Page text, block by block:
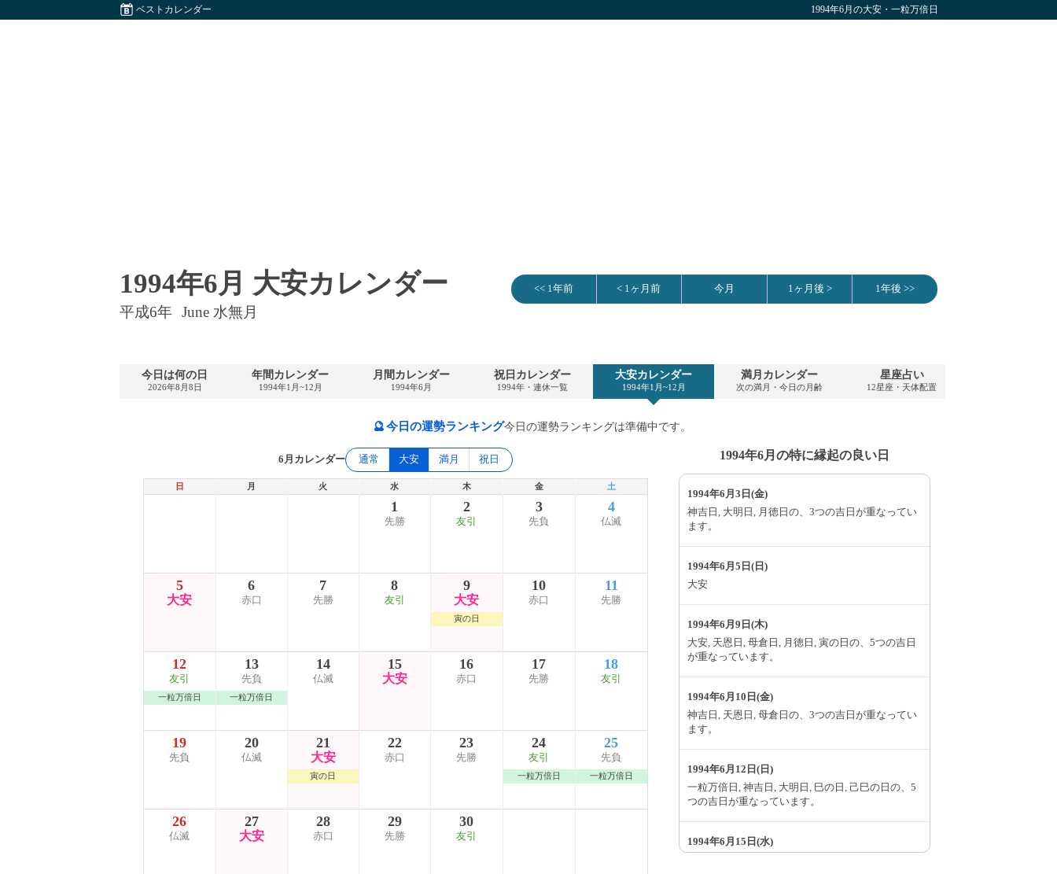
ベストカレンダー 1994年6月の大安・一粒万倍日
1994年6月 大安カレンダー
平成6年 June 水無月
<< 1年前 < 1ヶ月前 今月 1ヶ月後 > 1年後 >>
今日は何の日
2026年8月8日
年間カレンダー
1994年1月~12月
月間カレンダー
1994年6月
祝日カレンダー
1994年・連休一覧
大安カレンダー
1994年1月~12月
満月カレンダー
次の満月・今日の月齢
星座占い
12星座・天体配置
🔮今日の運勢ランキング今日の運勢ランキングは準備中です。
6月カレンダー 通常 大安 満月 祝日
日 月 火 水 木 金 土
1
先勝
2
友引
3
先負
4
仏滅
5
大安
6
赤口
7
先勝
8
友引
9
大安
寅の日
10
赤口
11
先勝
12
友引
一粒万倍日
13
先負
一粒万倍日
14
仏滅
15
大安
16
赤口
17
先勝
18
友引
19
先負
20
仏滅
21
大安
寅の日
22
赤口
23
先勝
24
友引
一粒万倍日
25
先負
一粒万倍日
26
仏滅
27
大安
28
赤口
29
先勝
30
友引
1994年6月の特に縁起の良い日
1994年6月3日(金)
神吉日, 大明日, 月徳日の、3つの吉日が重なってい
ます。
1994年6月5日(日)
大安
1994年6月9日(木)
大安, 天恩日, 母倉日, 月徳日, 寅の日の、5つの吉日
が重なっています。
1994年6月10日(金)
神吉日, 天恩日, 母倉日の、3つの吉日が重なってい
ます。
1994年6月12日(日)
一粒万倍日, 神吉日, 大明日, 巳の日, 己巳の日の、5
つの吉日が重なっています。
1994年6月15日(水)